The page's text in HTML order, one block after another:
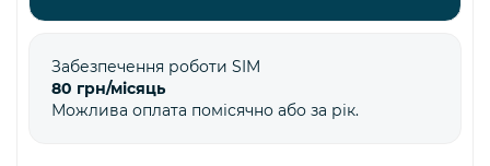
Забезпечення роботи SIM
80 грн/місяць
Можлива оплата помісячно або за рік.